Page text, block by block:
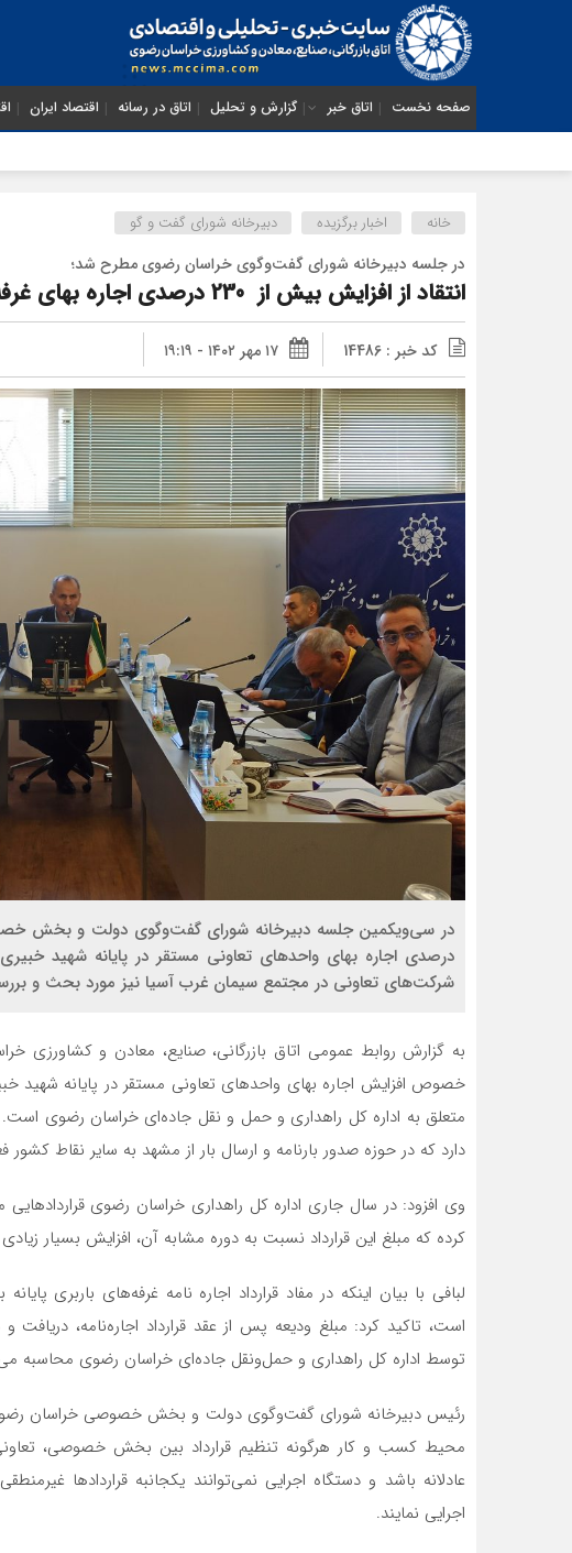
صفحه نخست اتاق خبر گزارش و تحلیل اتاق در رسانه اقتصاد ایران
خانه اخبار برگزیده دبیرخانه شورای گفت و گو
در جلسه دبیرخانه شورای گفت‌وگوی خراسان رضوی مطرح شد؛
انتقاد از افزایش بیش از 230 درصدی اجاره بهای غرفه‌ها در پایانه باری «شهید خبیری»
کد خبر : 14486 ۱۷ مهر ۱۴۰۲ - ۱۹:۱۹
درصدی اجاره بهای واحدهای تعاونی مستقر در پایانه‌ شهید
شرکت‌های تعاونی در مجتمع سیمان غرب آسیا نیز مورد بحث و
به گزارش روابط عمومی اتاق بازرگانی، صنایع، معادن و کشاورزی
خصوص افزایش اجاره بهای واحدهای تعاونی مستقر در پایانه‌ شهید
دارد که در حوزه صدور بارنامه و ارسال بار از مشهد به سایر نقاط کشور
وی افزود: در سال جاری اداره کل راهداری خراسان رضوی
کرده که مبلغ این قرارداد نسبت به دوره مشابه آن، افزایش بسیار
لبافی با بیان اینکه در مفاد قرارداد اجاره نامه غرفه‌های باربری
توسط اداره کل راهداری و حمل‌ونقل جاده‌ای خراسان رضوی محاسبه
محیط کسب و کار هرگونه تنظیم قرارداد بین بخش خصوصی،
عادلانه باشد و دستگاه اجرایی نمی‌توانند یکجانبه قراردادها
اجرایی نمایند.